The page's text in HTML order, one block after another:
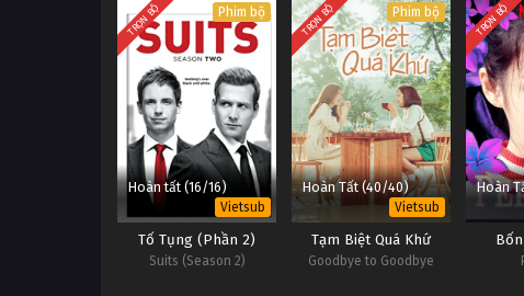
TRỌN BỘ Phim bộ
Hoàn tất (16/16)
Vietsub
Tố Tụng (Phần 2)
Suits (Season 2)
TRỌN BỘ Phim bộ
Hoàn Tất (40/40)
Vietsub
Tạm Biệt Quá Khứ
Goodbye to Goodbye
TRỌN BỘ
Hoàn